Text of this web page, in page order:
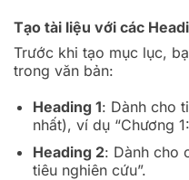
Tạo tài liệu với các
Trước khi tạo mục lục,
trong văn bản:
Heading 1: Dành cho
nhất), ví dụ “Chương
Heading 2: Dành cho
tiêu nghiên cứu”.